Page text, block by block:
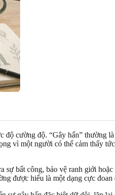
cường độ. “Gây hấn” thường
vì một người có thể cảm thấy
bất công, bảo vệ ranh giới
được hiểu là một dạng cực